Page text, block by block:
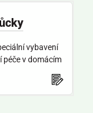
vybavení
péče v domácím